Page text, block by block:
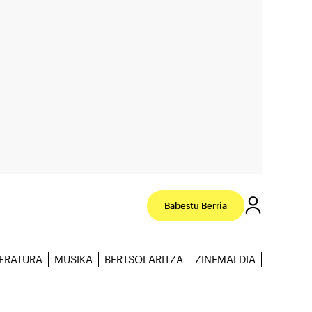
Babestu Berria
MUSIKA BERTSOLARITZA ZINEMALDIA